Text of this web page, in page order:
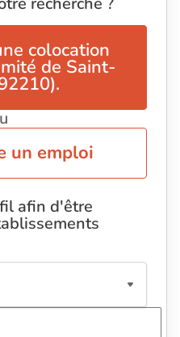
colocation
de Saint-
un emploi
afin d'être